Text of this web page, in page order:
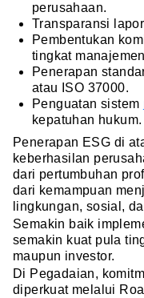
perusahaan.
Transparansi
Pembentukan
tingkat
Penerapan
atau ISO 37000.
Penguatan sistem
kepatuhan hukum.
Penerapan ESG di
keberhasilan
dari pertumbuhan
dari kemampuan
lingkungan, sosial,
Semakin baik
semakin kuat pula
maupun investor.
Di Pegadaian,
diperkuat melalui